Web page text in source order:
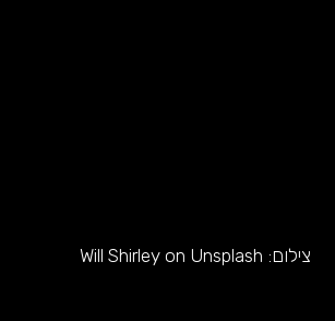
צילום: Will Shirley on Unsplash